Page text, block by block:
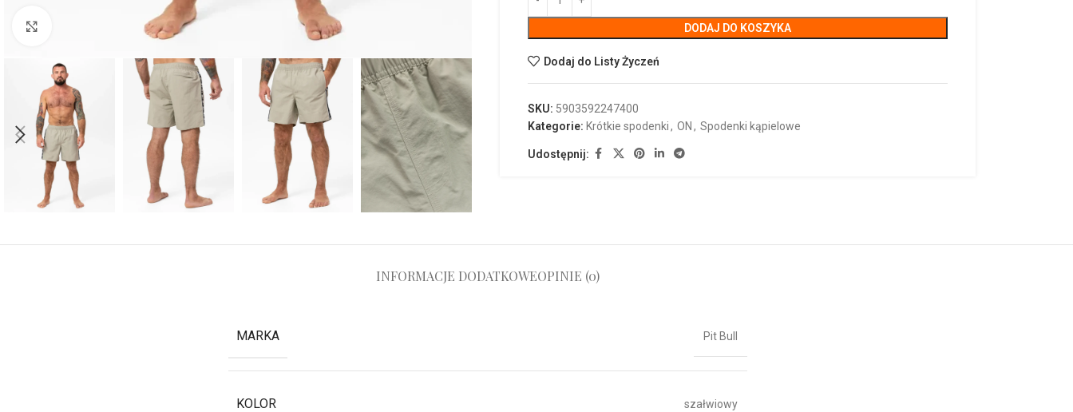
Kliknij aby powiększyć DODAJ DO KOSZYKA
Dodaj do Listy Życzeń
SKU: 5903592247400
Kategorie: Krótkie spodenki, ON , Spodenki kąpielowe
Udostępnij:
INFORMACJE DODATKOWEOPINIE (0)
MARKA Pit Bull
KOLOR szałwiowy